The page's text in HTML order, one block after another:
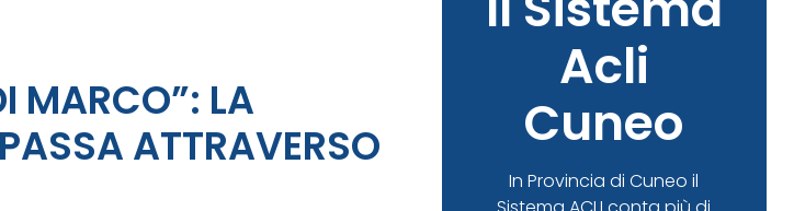
MARCO”: LA
ATTRAVERSO
Acli
Cuneo
In Provincia di Cuneo il